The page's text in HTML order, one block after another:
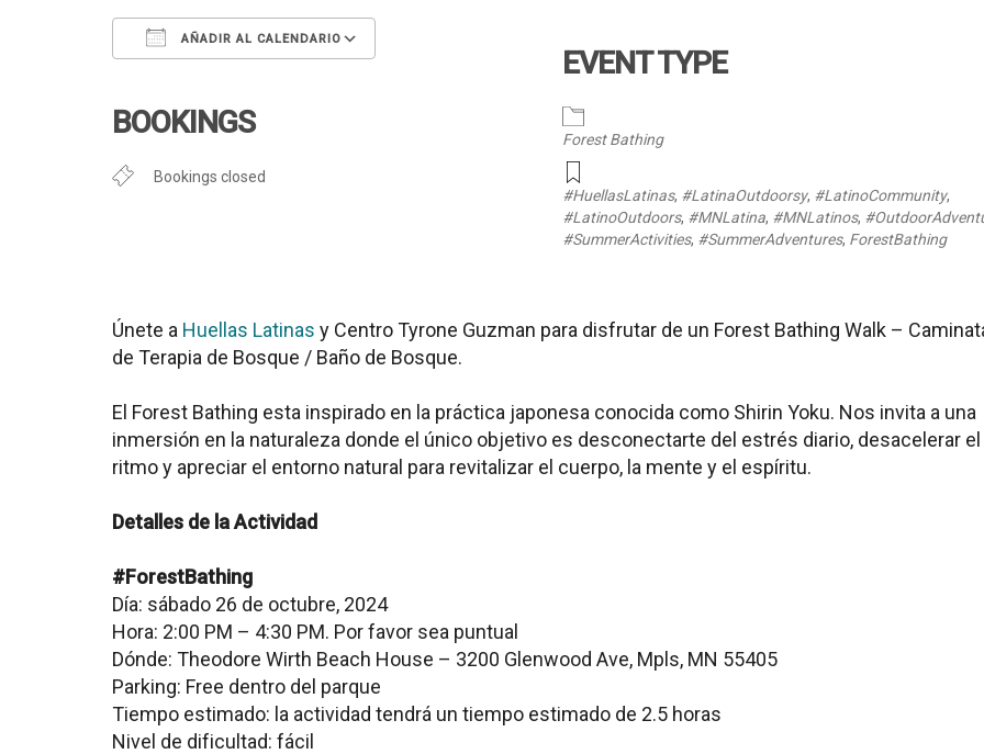
AÑADIR AL CALENDARIO
iCalendar
BOOKINGS
Bookings closed
EVENT TYPE
Forest Bathing
#HuellasLatinas, #LatinaOutdoorsy, #LatinoCommunity,
#LatinoOutdoors, #MNLatina, #MNLatinos,
#SummerActivities, #SummerAdventures, ForestBathing
Únete a Huellas Latinas y Centro Tyrone Guzman para disfrutar de un Forest Bathing Walk –
de Terapia de Bosque / Baño de Bosque.
El Forest Bathing esta inspirado en la práctica japonesa conocida como Shirin Yoku. Nos invita a una
inmersión en la naturaleza donde el único objetivo es desconectarte del estrés diario, desacelerar el
ritmo y apreciar el entorno natural para revitalizar el cuerpo, la mente y el espíritu.
Detalles de la Actividad
#ForestBathing
Día: sábado 26 de octubre, 2024
Hora: 2:00 PM – 4:30 PM. Por favor sea puntual
Dónde: Theodore Wirth Beach House – 3200 Glenwood Ave, Mpls, MN 55405
Parking: Free dentro del parque
Tiempo estimado: la actividad tendrá un tiempo estimado de 2.5 horas
Nivel de dificultad: fácil